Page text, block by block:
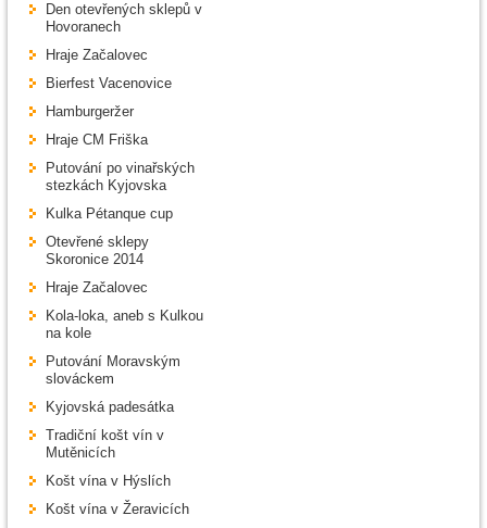
Den otevřených sklepů v
Hovoranech
Hraje Začalovec
Bierfest Vacenovice
Hamburgeržer
Hraje CM Friška
Putování po vinařských
stezkách Kyjovska
Kulka Pétanque cup
Otevřené sklepy
Skoronice 2014
Hraje Začalovec
Kola-loka, aneb s Kulkou
na kole
Putování Moravským
slováckem
Kyjovská padesátka
Tradiční košt vín v
Mutěnicích
Košt vína v Hýslích
Košt vína v Žeravicích